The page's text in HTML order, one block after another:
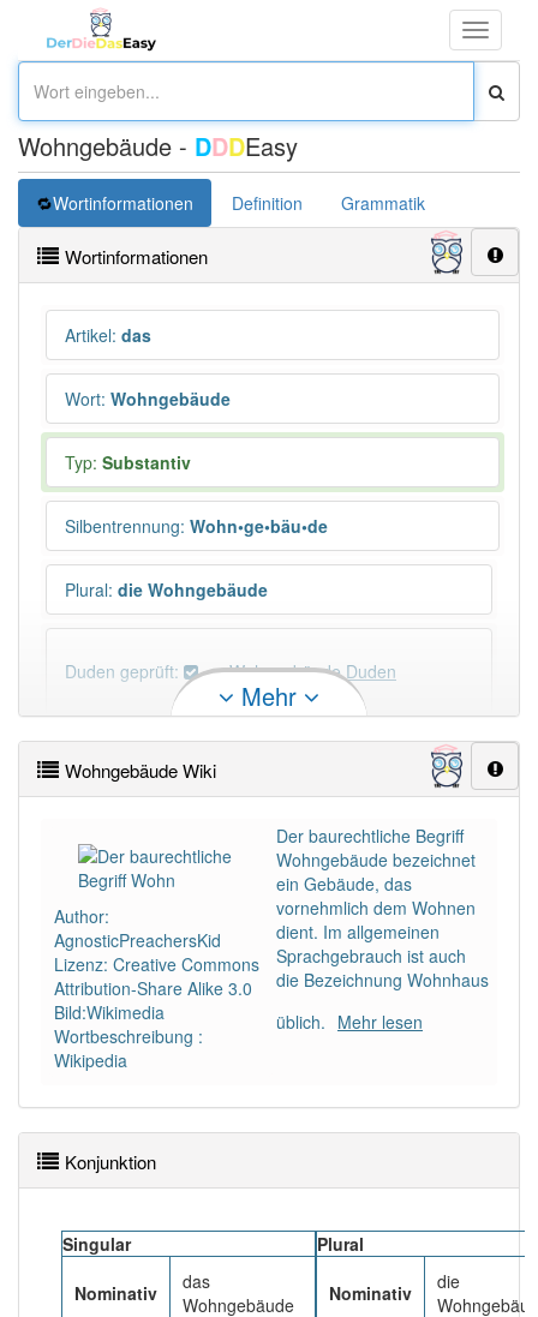
Toggle
Wohngebäude - DDDEasy
Wortinformationen Definition Grammatik
Wortinformationen
Artikel: das
Wort: Wohngebäude
Typ: Substantiv
Silbentrennung: Wohn•ge•bäu•de
Plural: die Wohngebäude
Duden geprüft: Wohngebäude Duden
PowerIndex:5
Häufigkeit: 4 von 10
Wörter mit Endung -wohngebäude: 1
Wörter mit Endung-wohngebäudeaber mit einem
anderen Artikel
korrekt erraten.
Mehr
Wohngebäude Wiki
Author:
AgnosticPreachersKid
Lizenz: Creative Commons
Attribution-Share Alike 3.0
Bild:Wikimedia
Wortbeschreibung :
Wikipedia
Der baurechtliche Begriff
Wohngebäude bezeichnet
ein Gebäude, das
vornehmlich dem Wohnen
dient. Im allgemeinen
Sprachgebrauch ist auch
die Bezeichnung Wohnhaus
üblich. Mehr lesen
Konjunktion
Singular
Nominativ
das
Wohngebäude
Plural
Nominativ
die